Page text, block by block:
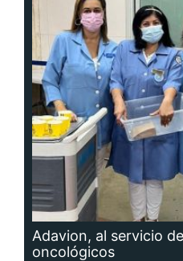
Adavion, al servicio
oncológicos